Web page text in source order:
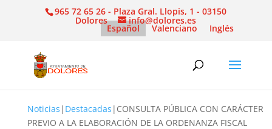
965 72 65 26 - Plaza Gral. Llopis, 1 - 03150
Dolores info@dolores.es
Español Valenciano Inglés
Noticias | Destacadas | CONSULTA PÚBLICA CON CARÁCTER
PREVIO A LA ELABORACIÓN DE LA ORDENANZA FISCAL